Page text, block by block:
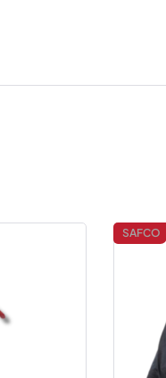
SAFCO